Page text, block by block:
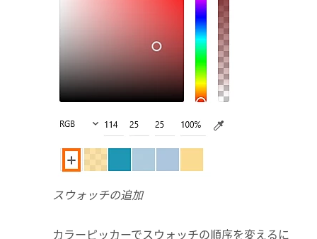
スウォッチの追加
カラーピッカーでスウォッチの順序を変えるに